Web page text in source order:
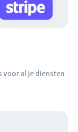
voor al je diensten